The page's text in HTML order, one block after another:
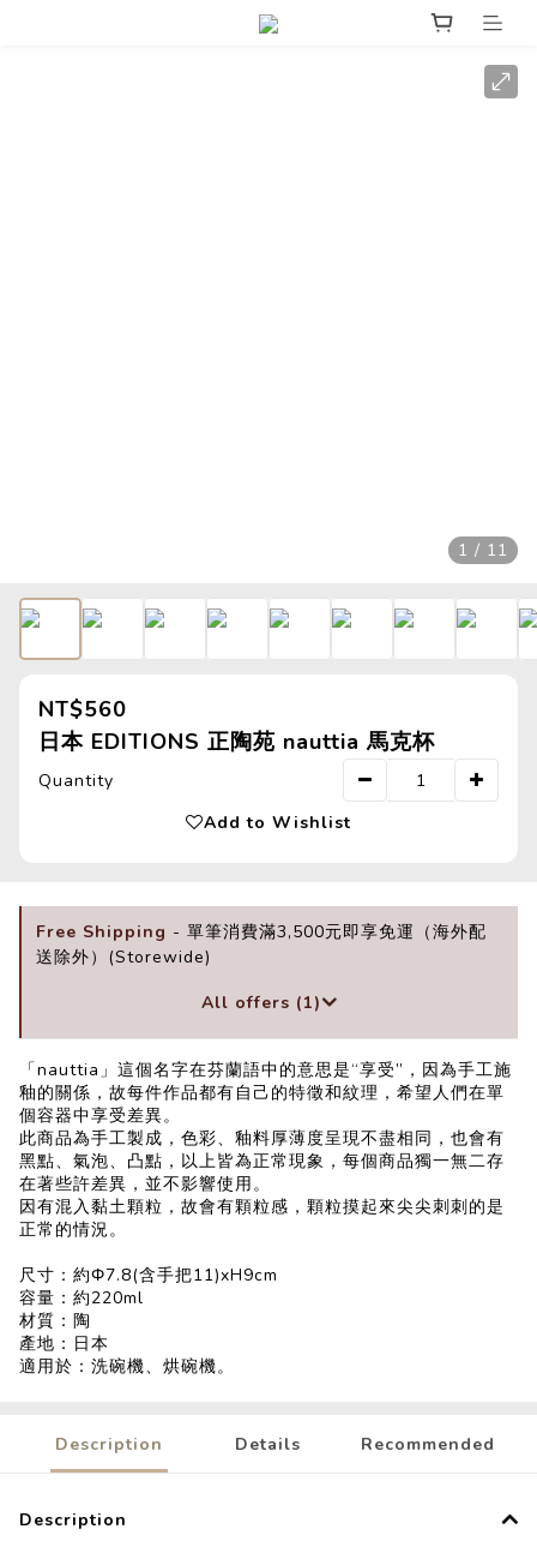
1 / 11
NT$560
日本 EDITIONS 正陶苑 nauttia 馬克杯
Quantity
Add to Wishlist
Free Shipping - 單筆消費滿3,500元即享免運（海外配
送除外）(Storewide)
All offers (1)
「nauttia」這個名字在芬蘭語中的意思是“享受”，因為手工施
釉的關係，故每件作品都有自己的特徵和紋理，希望人們在單
個容器中享受差異。
此商品為手工製成，色彩、釉料厚薄度呈現不盡相同，也會有
黑點、氣泡、凸點，以上皆為正常現象，每個商品獨一無二存
在著些許差異，並不影響使用。
因有混入黏土顆粒，故會有顆粒感，顆粒摸起來尖尖刺刺的是
正常的情況。
尺寸：約Φ7.8(含手把11)xH9cm
容量：約220ml
材質：陶
產地：日本
適用於：洗碗機、烘碗機。
Description Details Recommended
Description